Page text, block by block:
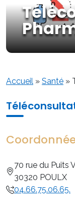
Accueil » Santé »
70 rue du Puits
30320 POULX
04.66.75.06.65.